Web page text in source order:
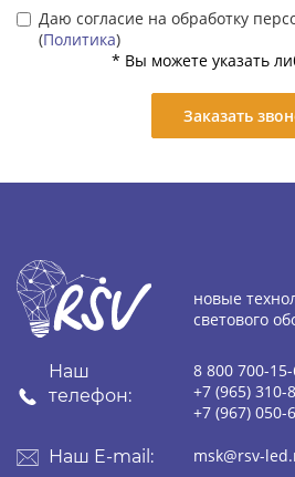
Даю согласие на обработку
(Политика)
* Вы можете указать
Заказать
новые
светового
Наш
телефон:
8 800 700-
+7 (965) 310-
+7 (967) 050-
Наш E-mail: msk@rsv-